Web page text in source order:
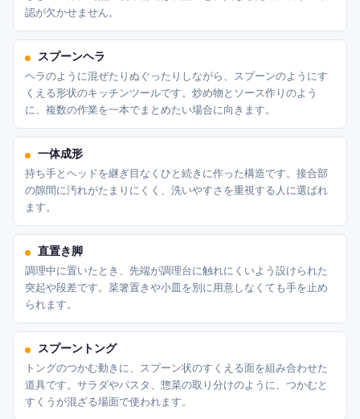
認が欠かせません。
スプーンヘラ
ヘラのように混ぜたりぬぐったりしながら、スプーンのようにす
くえる形状のキッチンツールです。炒め物とソース作りのよう
に、複数の作業を一本でまとめたい場合に向きます。
一体成形
持ち手とヘッドを継ぎ目なくひと続きに作った構造です。接合部
の隙間に汚れがたまりにくく、洗いやすさを重視する人に選ばれ
ます。
直置き脚
調理中に置いたとき、先端が調理台に触れにくいよう設けられた
突起や段差です。菜箸置きや小皿を別に用意しなくても手を止め
られます。
スプーントング
トングのつかむ動きに、スプーン状のすくえる面を組み合わせた
道具です。サラダやパスタ、惣菜の取り分けのように、つかむと
すくうが混ざる場面で使われます。